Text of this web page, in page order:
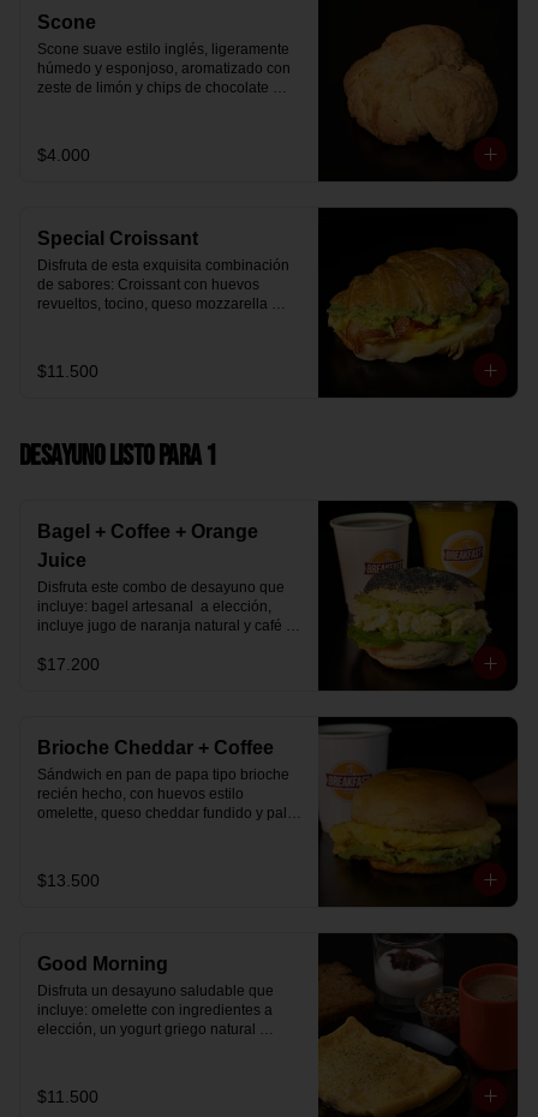
Scone
Scone suave estilo inglés, ligeramente
húmedo y esponjoso, aromatizado con
zeste de limón y chips de chocolate
desayuno dulce y equilibrado.
$4.000
Special Croissant
Disfruta de esta exquisita combinación
de sabores: Croissant con huevos
revueltos, tocino, queso mozzarella
$11.500
Desayuno Listo para 1
Bagel + Coffee + Orange
Juice
Disfruta este combo de desayuno que
incluye: bagel artesanal  a elección,
incluye jugo de naranja natural y café o
$17.200
Brioche Cheddar + Coffee
Sándwich en pan de papa tipo brioche
recién hecho, con huevos estilo
omelette, queso cheddar fundido y palta,
Se envía en bolsa delivery.
$13.500
Good Morning
Disfruta un desayuno saludable que
incluye: omelette con ingredientes a
elección, un yogurt griego natural
Breakfast y granola (endulzada con
miel), más un café o té a elección y un
$11.500